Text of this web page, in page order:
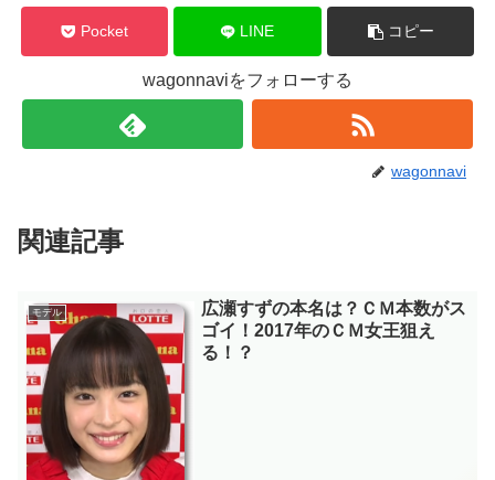
Pocket LINE コピー
wagonnaviをフォローする
wagonnavi
関連記事
モデル
広瀬すずの本名は？ＣＭ本数がス
ゴイ！2017年のＣＭ女王狙え
る！？